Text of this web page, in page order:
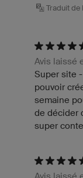
Traduit de
Avis laissé
Super site
pouvoir
semaine
de décider
super
Avis laissé